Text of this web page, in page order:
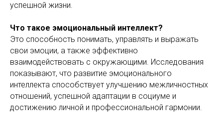
успешной жизни.
Что такое эмоциональный интеллект?
Это способность понимать, управлять и выражать
свои эмоции, а также эффективно
взаимодействовать с окружающими. Исследования
показывают, что развитие эмоционального
интеллекта способствует улучшению межличностных
отношений, успешной адаптации в социуме и
достижению личной и профессиональной гармонии.